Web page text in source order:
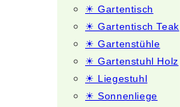
☀ Gartentisch
☀ Gartentisch Teak
☀ Gartenstühle
☀ Gartenstuhl Holz
☀ Liegestuhl
☀ Sonnenliege